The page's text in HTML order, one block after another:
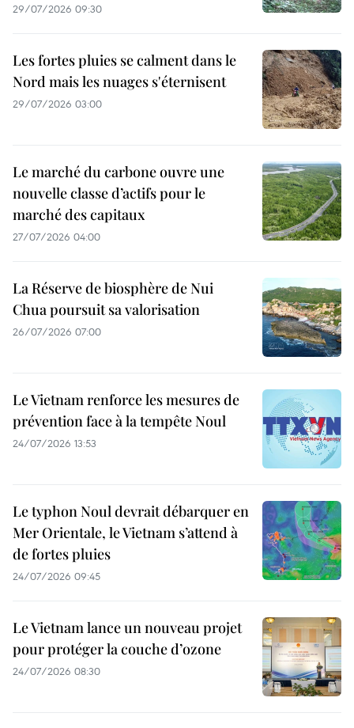
29/07/2026 09:30
Les fortes pluies se calment dans le
Nord mais les nuages s'éternisent
29/07/2026 03:00
Le marché du carbone ouvre une
nouvelle classe d’actifs pour le
marché des capitaux
27/07/2026 04:00
La Réserve de biosphère de Nui
Chua poursuit sa valorisation
26/07/2026 07:00
Le Vietnam renforce les mesures de
prévention face à la tempête Noul
24/07/2026 13:53
Le typhon Noul devrait débarquer en
Mer Orientale, le Vietnam s’attend à
de fortes pluies
24/07/2026 09:45
Le Vietnam lance un nouveau projet
pour protéger la couche d’ozone
24/07/2026 08:30